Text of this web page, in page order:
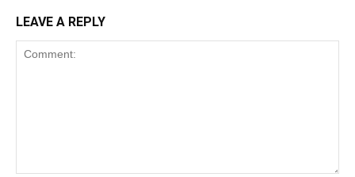
LEAVE A REPLY